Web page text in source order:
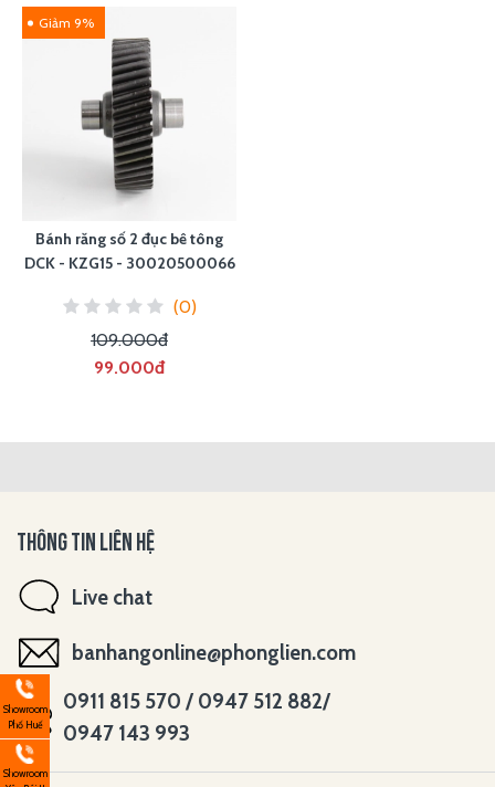
Showroom
Phố Huế
Showroom
Giảm 9%
Bánh răng số 2 đục bê tông
DCK - KZG15 - 30020500066
(0)
109.000đ
99.000đ
THÔNG TIN LIÊN HỆ
Live chat
banhangonline@phonglien.com
0911 815 570 / 0947 512 882/
0947 143 993